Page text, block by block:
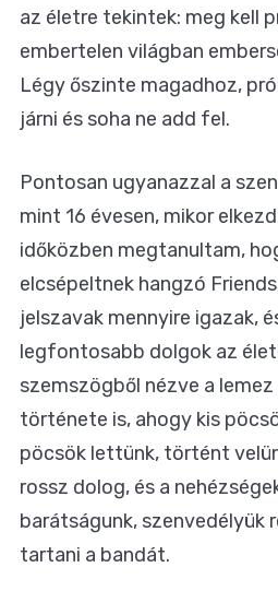
az életre tekintek: meg kell
embertelen világban
Légy őszinte magadhoz,
járni és soha ne add fel.
Pontosan ugyanazzal a
mint 16 évesen, mikor
időközben megtanultam,
elcsépeltnek hangzó
jelszavak mennyire igazak,
legfontosabb dolgok az
szemszögből nézve a
története is, ahogy kis
pöcsök lettünk, történt
rossz dolog, és a
barátságunk, szenvedélyük
tartani a bandát.